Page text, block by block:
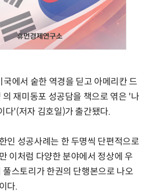
에서 숱한 역경을 딛고 아메리칸 드
재미동포 성공담을 책으로 엮은 '나
다'(저자 김호일)가 출간됐다.
인 성공사례는 한 두명씩 단편적으로
이처럼 다양한 분야에서 정상에 우
스토리가 한권의 단행본으로 나오
다.